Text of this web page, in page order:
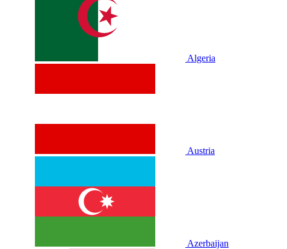
Algeria
Austria
Azerbaijan